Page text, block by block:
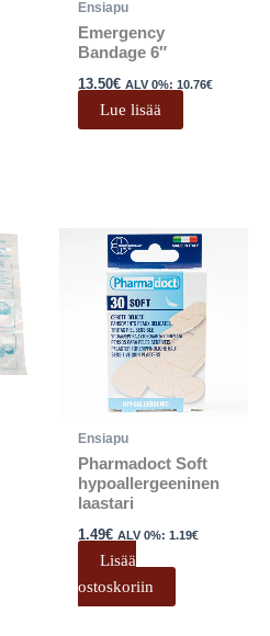
Ensiapu
Emergency
Bandage 6″
13.50€ ALV 0%:10.76€
Lue lisää
Ensiapu
Pharmadoct Soft
hypoallergeeninen
laastari
1.49€ ALV 0%:1.19€
Lisää
ostoskoriin